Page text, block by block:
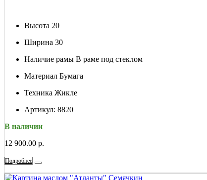
Высота 20
Ширина 30
Наличие рамы В раме под стеклом
Материал Бумага
Техника Жикле
Артикул: 8820
В наличии
12 900.00 р.
Подробнее